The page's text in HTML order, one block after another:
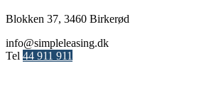
Blokken 37, 3460 Birkerød
info@simpleleasing.dk
Tel 44 911 911